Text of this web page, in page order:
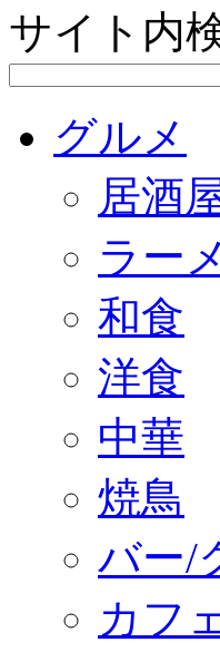
サイト内
グルメ
居酒
ラー
和食
洋食
中華
焼鳥
バー/
カフ